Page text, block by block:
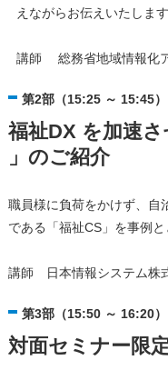
えながらお伝えいたします
講師 総務省地域情報化
第2部（15:25 ～ 15:45）
福祉DX を加速
」のご紹介
職員様に負荷をかけず、自
である「福祉CS」を事例と
講師 日本情報システム株
第3部（15:50 ～ 16:20）
対面セミナー限